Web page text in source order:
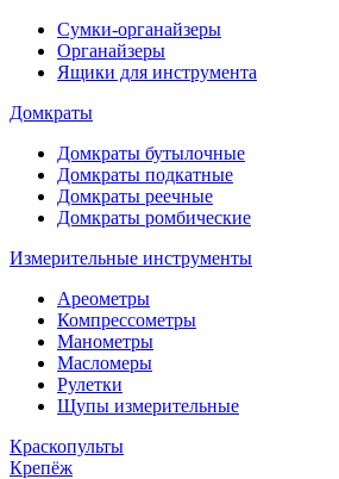
Сумки-органайзеры
Органайзеры
Ящики для инструмента
Домкраты
Домкраты бутылочные
Домкраты подкатные
Домкраты реечные
Домкраты ромбические
Измерительные инструменты
Ареометры
Компрессометры
Манометры
Масломеры
Рулетки
Щупы измерительные
Краскопульты
Крепёж